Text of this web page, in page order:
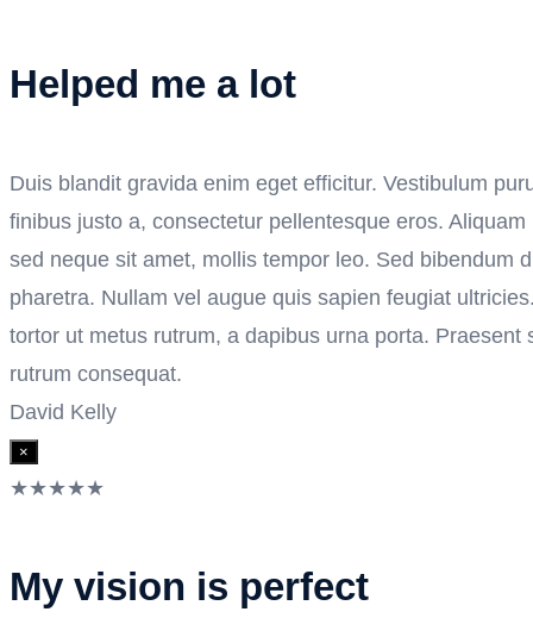
Helped me a lot
Duis blandit gravida enim eget efficitur. Vestibulum
finibus justo a, consectetur pellentesque eros.
sed neque sit amet, mollis tempor leo. Sed bibendum
pharetra. Nullam vel augue quis sapien feugiat
tortor ut metus rutrum, a dapibus urna porta. Praesent
rutrum consequat.
David Kelly
×
★★★★★
My vision is perfect